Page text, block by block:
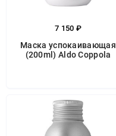
7 150 ₽
Маска успокаивающая
(200ml) Aldo Coppola